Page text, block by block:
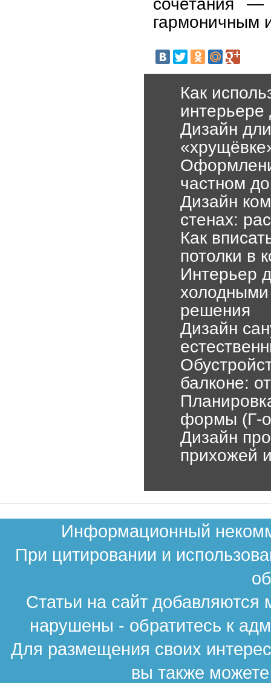
гармоничным
Как
Дизайн
частном
Дизайн
стенах:
Как
потолки в
Интерьер
решения
Дизайн
балконе:
формы (Г-
Дизайн
прихожей
Информационный
При цитировании и
Статьи на сайт
нарушены - обратитесь к
Для размещения своих
вы также